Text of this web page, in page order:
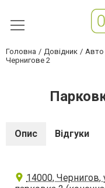
Головна Довідник Авто
Чернигове 2
Опис Відгуки
14000, Чернигов,